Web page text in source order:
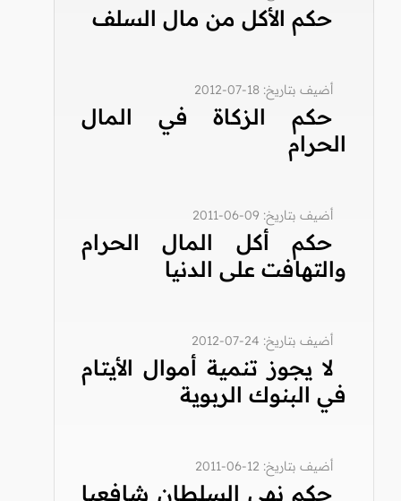
حكم الأكل من مال السلف
أضيف بتاريخ: 18-07-2012
حكم الزكاة في المال
الحرام
أضيف بتاريخ: 09-06-2011
حكم أكل المال الحرام
والتهافت على الدنيا
أضيف بتاريخ: 24-07-2012
لا يجوز تنمية أموال الأيتام
في البنوك الربوية
أضيف بتاريخ: 12-06-2011
حكم نهي السلطان شافعيا